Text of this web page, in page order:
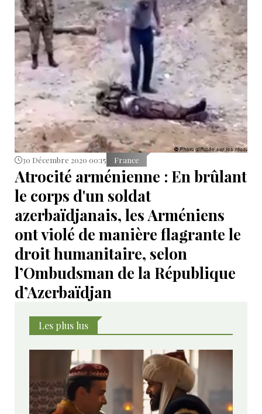
30 Décembre 2020 00:15 France
Atrocité arménienne : En brûlant
le corps d'un soldat
azerbaïdjanais, les Arméniens
ont violé de manière flagrante le
droit humanitaire, selon
l’Ombudsman de la République
d’Azerbaïdjan
Les plus lus